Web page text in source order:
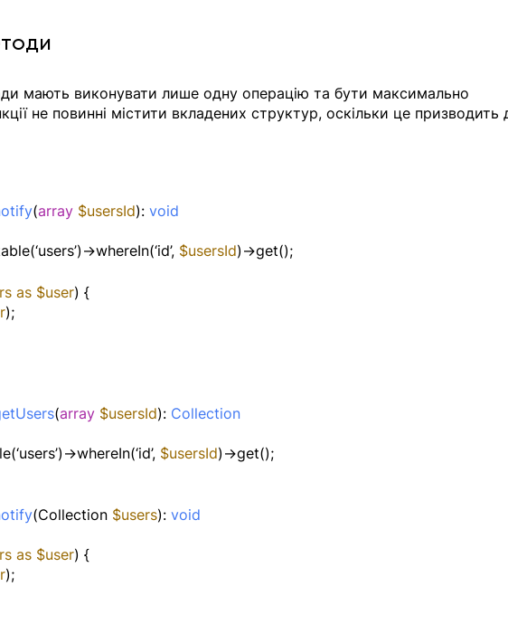
мають виконувати лише одну операцію та бути максимально
не повинні містити вкладених структур, оскільки це призводить
(array $usersId): void
>whereIn(‘id’, $usersId)->get();
as $user) {
);
(array $usersId): Collection
>whereIn(‘id’, $usersId)->get();
(Collection $users): void
as $user) {
);